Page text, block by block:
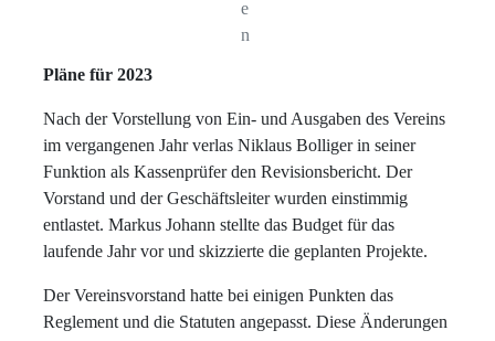
e
n
Pläne für 2023
Nach der Vorstellung von Ein- und Ausgaben des Vereins
im vergangenen Jahr verlas Niklaus Bolliger in seiner
Funktion als Kassenprüfer den Revisionsbericht. Der
Vorstand und der Geschäftsleiter wurden einstimmig
entlastet. Markus Johann stellte das Budget für das
laufende Jahr vor und skizzierte die geplanten Projekte.
Der Vereinsvorstand hatte bei einigen Punkten das
Reglement und die Statuten angepasst. Diese Änderungen